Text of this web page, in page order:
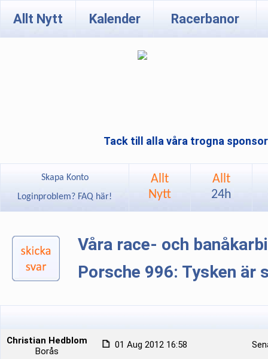
Allt Nytt Kalender Racerbanor
Tack till alla våra trogna
Skapa Konto
Loginproblem? FAQ här!
Allt
Nytt
Allt
24h
Våra race- och
Porsche 996: Tysken är
Christian Hedblom
Borås
01 Aug 2012 16:58